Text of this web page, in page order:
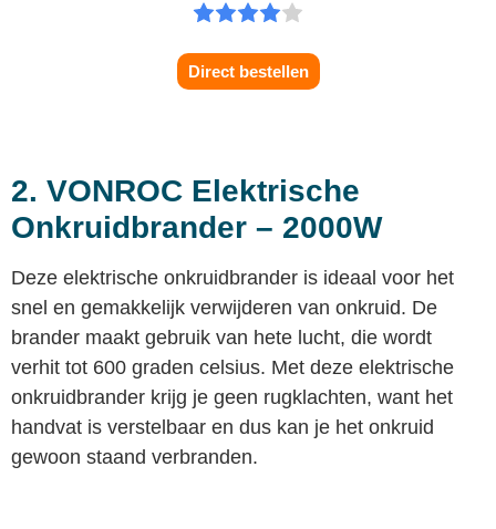
Direct bestellen
2. VONROC Elektrische
Onkruidbrander – 2000W
Deze elektrische onkruidbrander is ideaal voor het
snel en gemakkelijk verwijderen van onkruid. De
brander maakt gebruik van hete lucht, die wordt
verhit tot 600 graden celsius. Met deze elektrische
onkruidbrander krijg je geen rugklachten, want het
handvat is verstelbaar en dus kan je het onkruid
gewoon staand verbranden.